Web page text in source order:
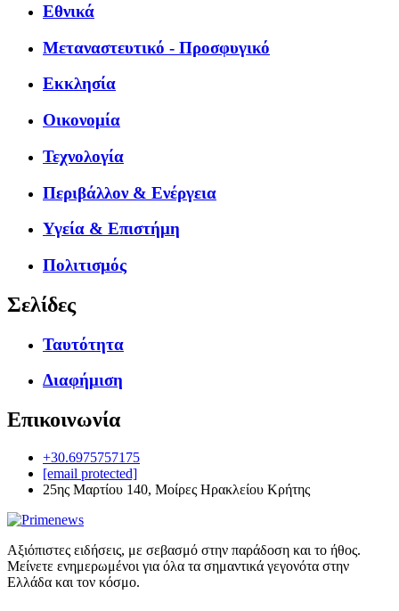
Εθνικά
Μεταναστευτικό - Προσφυγικό
Εκκλησία
Οικονομία
Τεχνολογία
Περιβάλλον & Ενέργεια
Υγεία & Επιστήμη
Πολιτισμός
Σελίδες
Ταυτότητα
Διαφήμιση
Επικοινωνία
+30.6975757175
[email protected]
25ης Μαρτίου 140, Μοίρες Ηρακλείου Κρήτης
Αξιόπιστες ειδήσεις, με σεβασμό στην παράδοση και το ήθος.
Μείνετε ενημερωμένοι για όλα τα σημαντικά γεγονότα στην
Ελλάδα και τον κόσμο.